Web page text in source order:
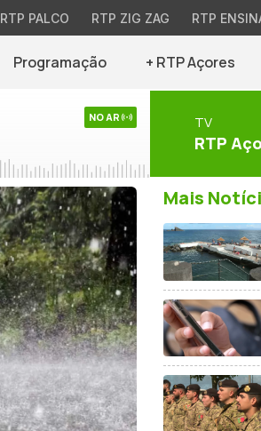
RTP PALCO RTP ZIG ZAG RTP
Programação + RTP Açores
NO AR TV
RTP
Mais